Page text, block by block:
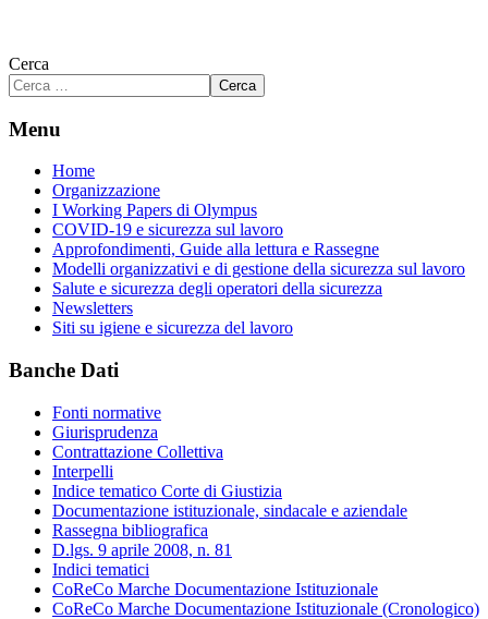
Cerca
Cerca
Menu
Home
Organizzazione
I Working Papers di Olympus
COVID-19 e sicurezza sul lavoro
Approfondimenti, Guide alla lettura e Rassegne
Modelli organizzativi e di gestione della sicurezza sul lavoro
Salute e sicurezza degli operatori della sicurezza
Newsletters
Siti su igiene e sicurezza del lavoro
Banche Dati
Fonti normative
Giurisprudenza
Contrattazione Collettiva
Interpelli
Indice tematico Corte di Giustizia
Documentazione istituzionale, sindacale e aziendale
Rassegna bibliografica
D.lgs. 9 aprile 2008, n. 81
Indici tematici
CoReCo Marche Documentazione Istituzionale
CoReCo Marche Documentazione Istituzionale (Cronologico)